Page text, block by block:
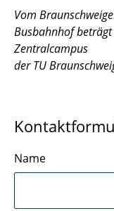
Vom
Busbahnhof
Zentralcampus
der TU
Name